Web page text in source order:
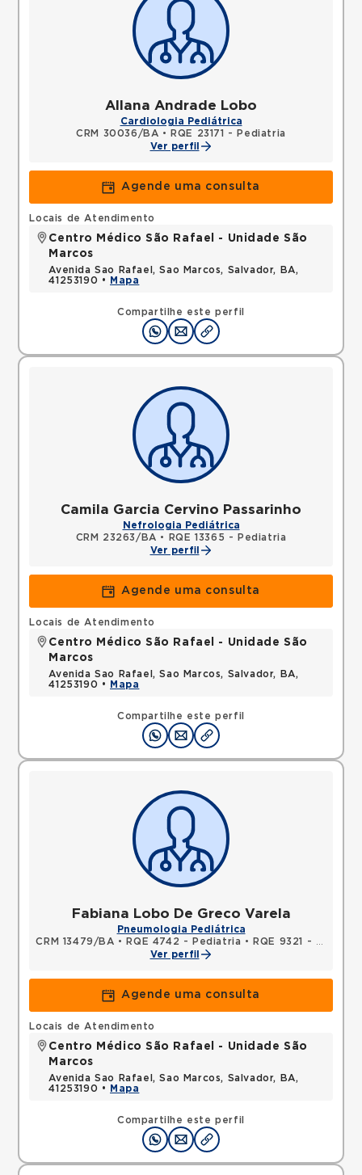
Allana Andrade Lobo
Cardiologia Pediátrica
CRM 30036/BA •
RQE 23171 - Pediatria
Ver perfil
Agende uma consulta
Compartilhe este perfil
Locais de Atendimento
Centro Médico São Rafael - Unidade São
Marcos
Avenida Sao Rafael, Sao Marcos, Salvador, BA,
41253190 •
Mapa
Camila Garcia Cervino Passarinho
Nefrologia Pediátrica
CRM 23263/BA •
RQE 13365 - Pediatria
Ver perfil
Agende uma consulta
Compartilhe este perfil
Locais de Atendimento
Centro Médico São Rafael - Unidade São
Marcos
Avenida Sao Rafael, Sao Marcos, Salvador, BA,
41253190 •
Mapa
Fabiana Lobo De Greco Varela
Pneumologia Pediátrica
CRM 13479/BA • RQE 4742 - Pediatria •
RQE 9321 - Medicina do trabalho
Ver perfil
Agende uma consulta
Compartilhe este perfil
Locais de Atendimento
Centro Médico São Rafael - Unidade São
Marcos
Avenida Sao Rafael, Sao Marcos, Salvador, BA,
41253190 •
Mapa